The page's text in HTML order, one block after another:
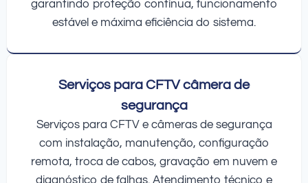
garantindo proteção contínua, funcionamento
estável e máxima eficiência do sistema.
Serviços para CFTV câmera de
segurança
Serviços para CFTV e câmeras de segurança
com instalação, manutenção, configuração
remota, troca de cabos, gravação em nuvem e
diagnóstico de falhas. Atendimento técnico e